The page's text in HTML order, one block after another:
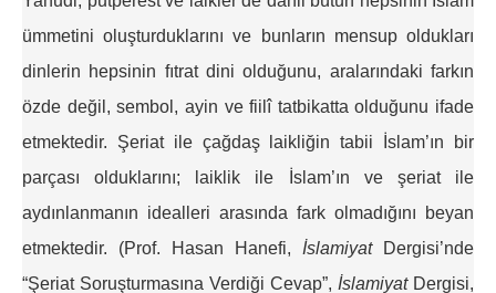
ümmetini oluşturduklarını ve bunların mensup oldukları
dinlerin hepsinin fıtrat dini olduğunu, aralarındaki farkın
özde değil, sembol, ayin ve fiilî tatbikatta olduğunu ifade
etmektedir. Şeriat ile çağdaş laikliğin tabii İslam’ın bir
parçası olduklarını; laiklik ile İslam’ın ve şeriat ile
aydınlanmanın idealleri arasında fark olmadığını beyan
etmektedir. (Prof. Hasan Hanefi, İslamiyatDergisi’nde
“Şeriat Soruşturmasına Verdiği Cevap”, İslamiyatDergisi,